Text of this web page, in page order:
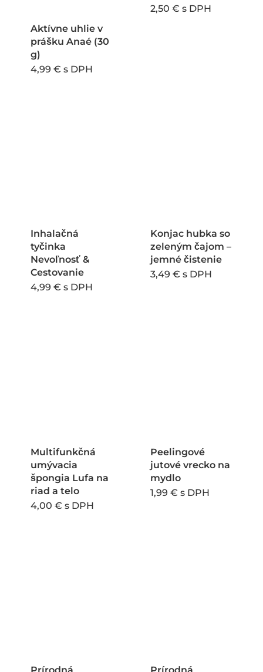
Aktívne uhlie v
prášku Anaé (30
g)
4,99 € s DPH
2,50€ s DPH
Inhalačná
tyčinka
Nevoľnosť &
Cestovanie
4,99 € s DPH
Konjac hubka so
zeleným čajom –
jemné čistenie
3,49€ s DPH
Multifunkčná
umývacia
špongia Lufa na
riad a telo
4,00 € s DPH
Peelingové
jutové vrecko na
mydlo
1,99€ s DPH